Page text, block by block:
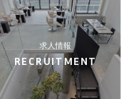
求人情報
RECRUITMENT